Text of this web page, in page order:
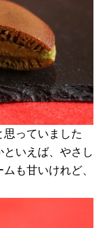
っていました
いえば、やさし
も甘いけれど、